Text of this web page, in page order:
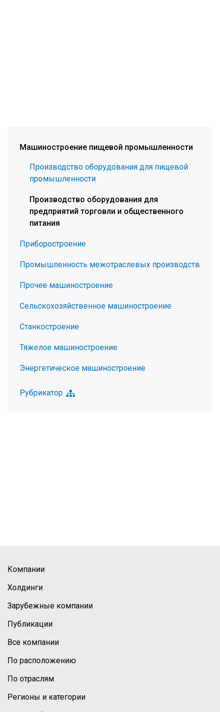
Машиностроение пищевой промышленности
Производство оборудования для пищевой
промышленности
Производство оборудования для
предприятий торговли и общественного
питания
Приборостроение
Промышленность межотраслевых производств
Прочее машиностроение
Сельскохозяйственное машиностроение
Станкостроение
Тяжелое машиностроение
Энергетическое машиностроение
Рубрикатор
Компании
Холдинги
Зарубежные компании
Публикации
Все компании
По расположению
По отраслям
Регионы и категории